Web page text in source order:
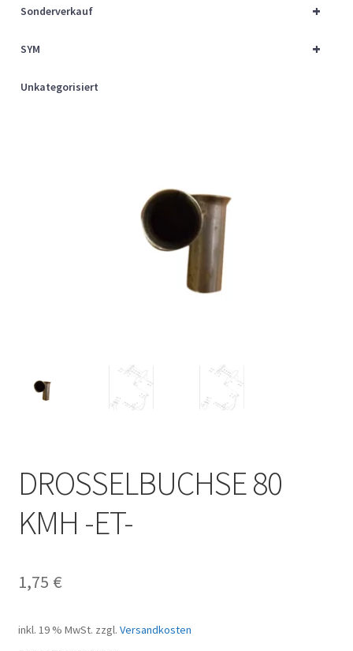
+
Sonderverkauf
+
SYM
Unkategorisiert
DROSSELBUCHSE 80
KMH -ET-
1,75 €
inkl. 19 % MwSt. zzgl. Versandkosten